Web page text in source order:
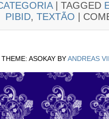
TAGGED
PIBID, TEXTÃO
THEME: ASOKAY BYANDREAS